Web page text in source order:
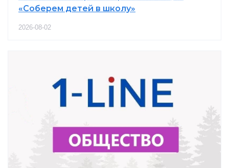
«Соберем детей в школу»
2026-08-02